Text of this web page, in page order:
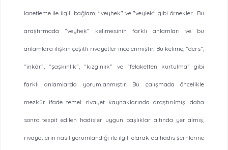
lanetleme ile ilgili bağlam; "veyhek" ve "veylek" gibi örnekler. Bu
araştırmada “veyhek” kelimesinin farklı anlamları ve bu
anlamlara ilişkin çeşitli rivayetler incelenmiştir. Bu kelime, “ders”,
“inkâr”, “şaşkınlık”, “kızgınlık” ve “felaketten kurtulma” gibi
farklı anlamlarda yorumlanmıştır. Bu çalışmada öncelikle
mezkûr ifade temel rivayet kaynaklarında araştırılmış, daha
sonra tespit edilen hadisler uygun başlıklar altında yer almış,
rivayetlerin nasıl yorumlandığı ile ilgili olarak da hadis şerhlerine